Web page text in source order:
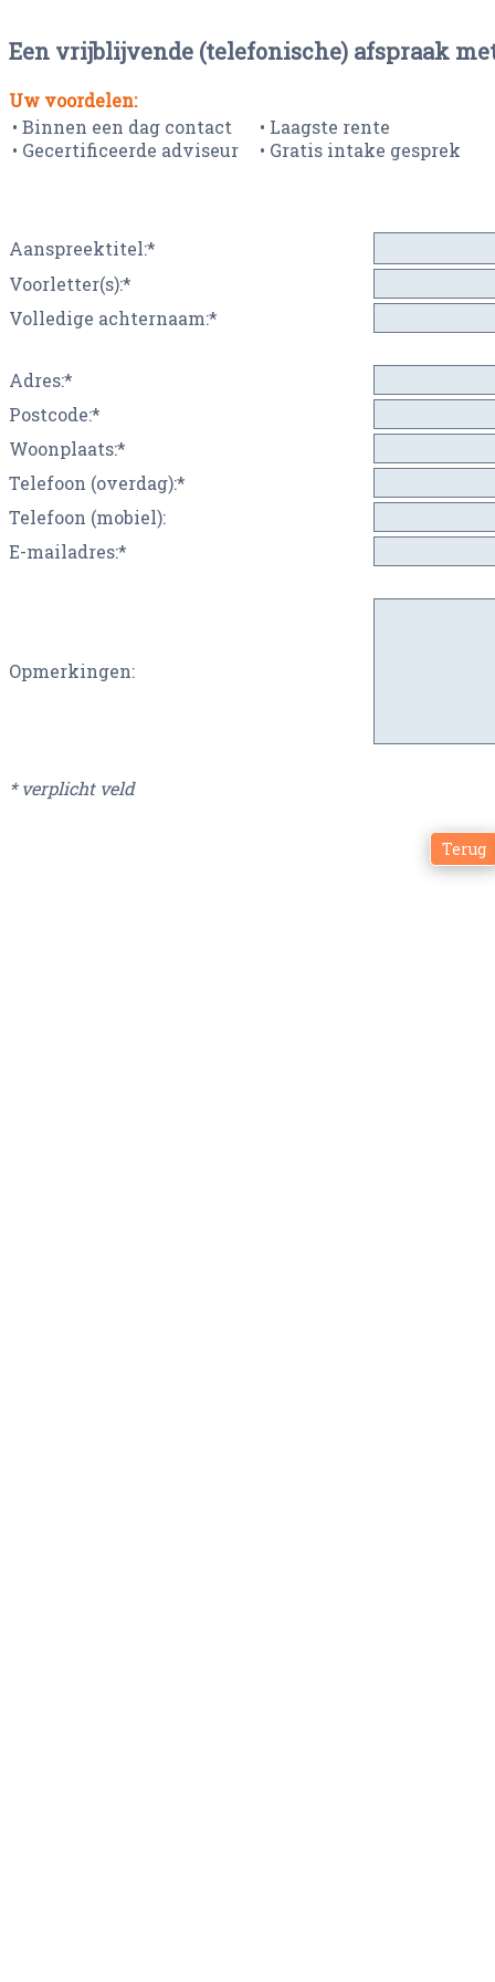
Een vrijblijvende (telefonische) afspraak
Uw voordelen:
• Binnen een dag contact
• Gecertificeerde adviseur
• Laagste rente
• Gratis intake gesprek
Aanspreektitel:*
Voorletter(s):*
Volledige achternaam:*
Adres:*
Postcode:*
Woonplaats:*
Telefoon (overdag):*
Telefoon (mobiel):
E-mailadres:*
Opmerkingen:
* verplicht veld